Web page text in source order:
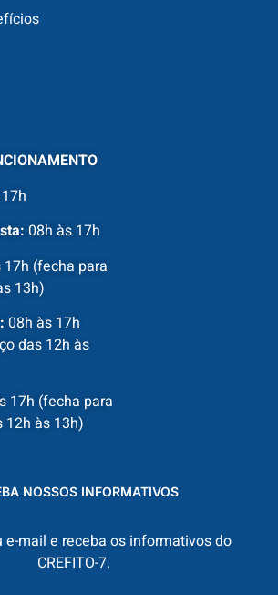
08h às 17h
17h (fecha para
13h)
08h às 17h
das 12h às
17h (fecha para
12h às 13h)
NOSSOS INFORMATIVOS
e-mail e receba os informativos do
CREFITO-7.